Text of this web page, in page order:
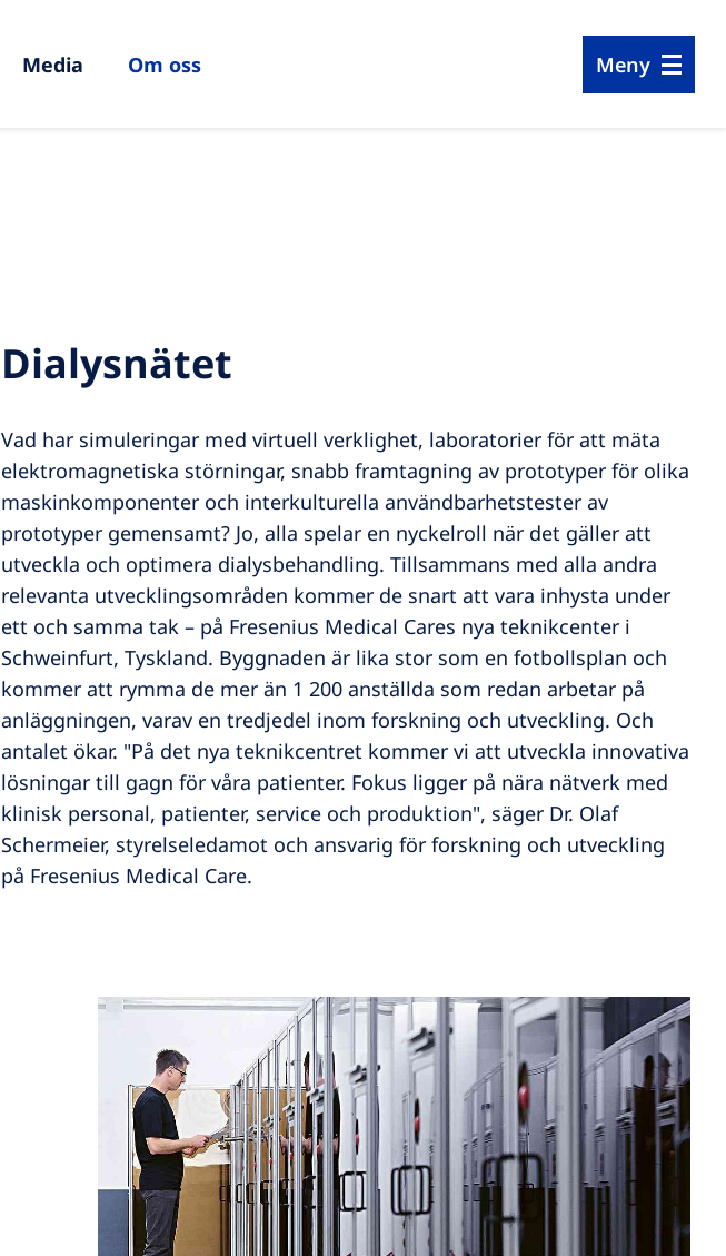
Meny
Media Om oss
Dialysnätet
Vad har simuleringar med virtuell verklighet, laboratorier för att mäta
elektromagnetiska störningar, snabb framtagning av prototyper för olika
maskinkomponenter och interkulturella användbarhetstester av
prototyper gemensamt? Jo, alla spelar en nyckelroll när det gäller att
utveckla och optimera dialysbehandling. Tillsammans med alla andra
relevanta utvecklingsområden kommer de snart att vara inhysta under
ett och samma tak – på Fresenius Medical Cares nya teknikcenter i
Schweinfurt, Tyskland. Byggnaden är lika stor som en fotbollsplan och
kommer att rymma de mer än 1 200 anställda som redan arbetar på
anläggningen, varav en tredjedel inom forskning och utveckling. Och
antalet ökar. "På det nya teknikcentret kommer vi att utveckla innovativa
lösningar till gagn för våra patienter. Fokus ligger på nära nätverk med
klinisk personal, patienter, service och produktion", säger Dr. Olaf
Schermeier, styrelseledamot och ansvarig för forskning och utveckling
på Fresenius Medical Care.